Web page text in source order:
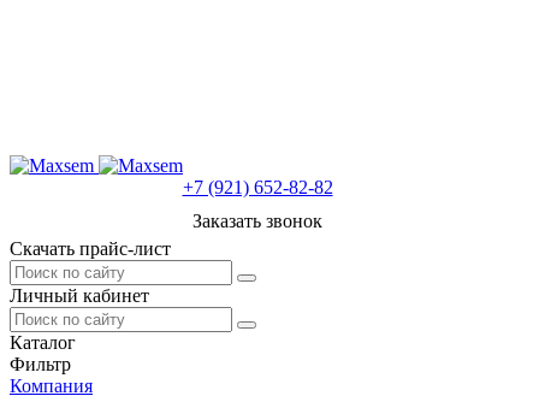
+7 (921) 652-82-82
Заказать звонок
Скачать прайс-лист
Личный кабинет
Каталог
Фильтр
Компания